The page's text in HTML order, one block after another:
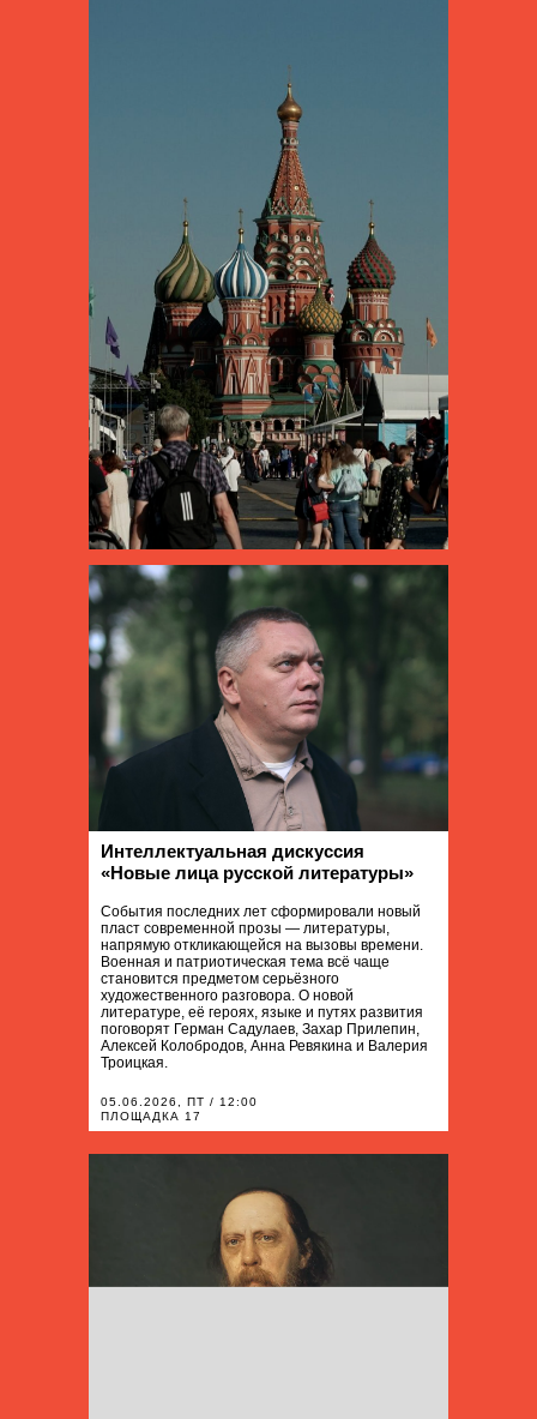
Интеллектуальная дискуссия
«Новые лица русской литературы»
События последних лет сформировали новый
пласт современной прозы — литературы,
напрямую откликающейся на вызовы времени.
Военная и патриотическая тема всё чаще
становится предметом серьёзного
художественного разговора. О новой
литературе, её героях, языке и путях развития
поговорят Герман Садулаев, Захар Прилепин,
Алексей Колобродов, Анна Ревякина и Валерия
Троицкая.
05.06.2026, ПТ / 12:00
ПЛОЩАДКА 17